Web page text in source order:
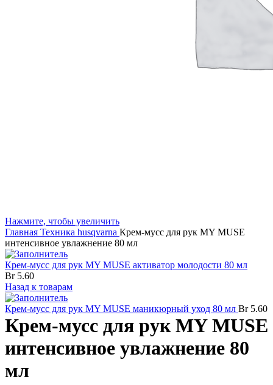
Нажмите, чтобы увеличить
Главная Техника husqvarna Крем-мусс для рук MY MUSE
интенсивное увлажнение 80 мл
Крем-мусс для рук MY MUSE активатор молодости 80 мл
Br5.60
Назад к товарам
Крем-мусс для рук MY MUSE маникюрный уход 80 мл Br5.60
Крем-мусс для рук MY MUSE
интенсивное увлажнение 80
мл